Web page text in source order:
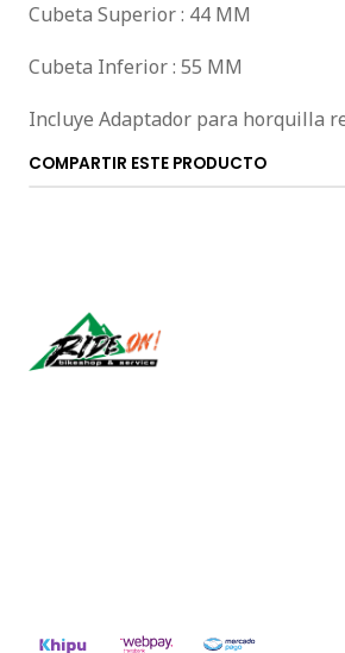
Cubeta Superior : 44 MM
Cubeta Inferior : 55 MM
Incluye Adaptador para horquilla
COMPARTIR ESTE PRODUCTO